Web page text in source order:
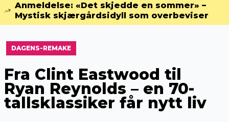
Anmeldelse: «Det skjedde en sommer» –
Mystisk skjærgårdsidyll som overbeviser
DAGENS-REMAKE
Fra Clint Eastwood til
Ryan Reynolds – en 70-
tallsklassiker får nytt liv